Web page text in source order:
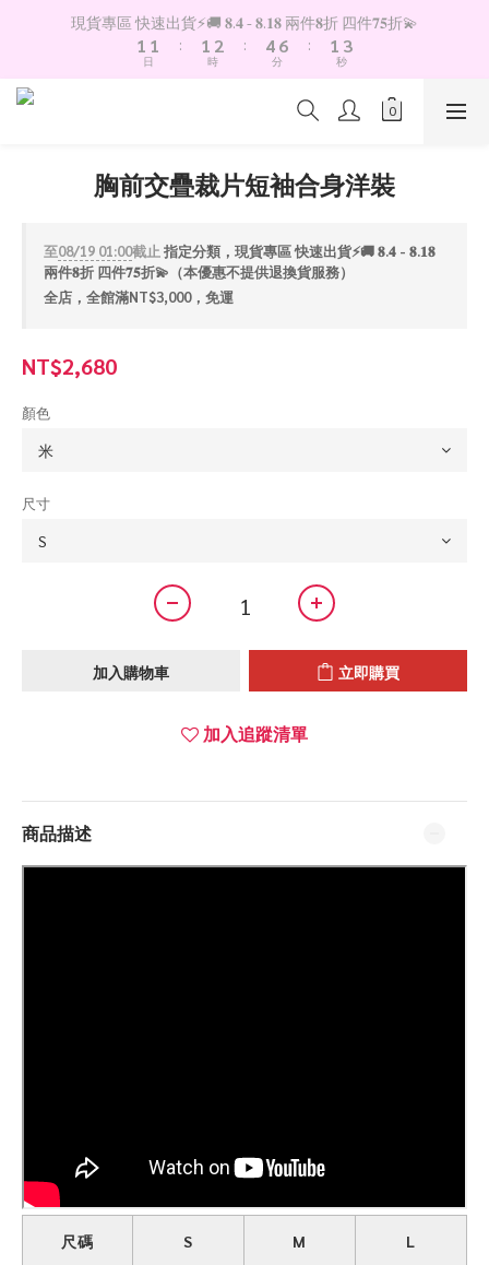
現貨專區 快速出貨⚡️🚚 𝟖.𝟒 - 𝟖.𝟏𝟖 兩件𝟖折 四件𝟕𝟓折💫
2
1
0
2
1
0
日
:
2
1
0
3
2
1
時
:
5
4
3
7
6
5
0
分
:
2
1
0
4
3
2
0
秒
胸前交疊裁片短袖合身洋裝
至08/19 01:00截止 指定分類，現貨專區 快速出貨⚡️🚚 𝟖.𝟒 - 𝟖.𝟏𝟖
兩件𝟖折 四件𝟕𝟓折💫（本優惠不提供退換貨服務）
全店，全館滿NT$3,000，免運
NT$2,680
顏色
尺寸
加入購物車 立即購買
加入追蹤清單
商品描述
尺碼 S M L